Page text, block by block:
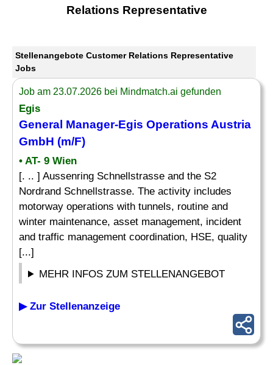
Relations Representative
Stellenangebote Customer Relations Representative
Jobs
Job am 23.07.2026 bei Mindmatch.ai gefunden
Egis
General Manager-Egis Operations Austria
GmbH (m/F)
• AT- 9 Wien
[. .. ] Aussenring Schnellstrasse and the S2
Nordrand Schnellstrasse. The activity includes
motorway operations with tunnels, routine and
winter maintenance, asset management, incident
and traffic management coordination, HSE, quality
[...]
MEHR INFOS ZUM STELLENANGEBOT
▶ Zur Stellenanzeige